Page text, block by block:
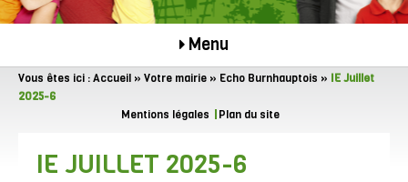
Menu
Vous êtes ici :Accueil » Votre mairie » Echo Burnhauptois » IE Juillet
2025-6
Mentions légales
Plan du site
IE JUILLET 2025-6